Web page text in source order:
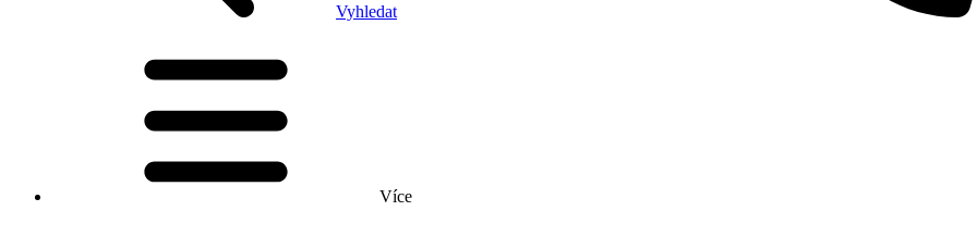
Vyhledat
Více